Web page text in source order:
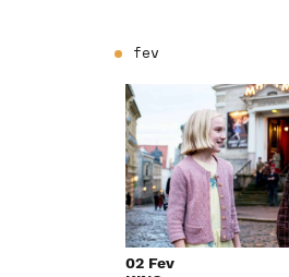
fev
02 Fev